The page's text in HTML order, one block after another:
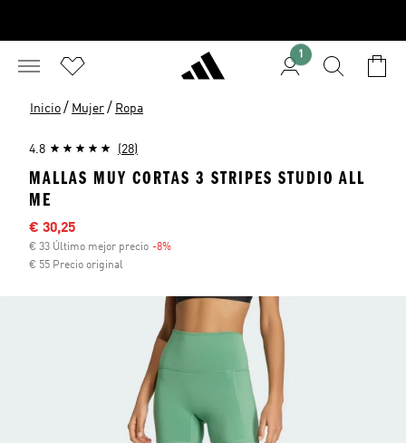
1
Inicio / Mujer / Ropa
4.8 (28)
MALLAS MUY CORTAS 3 STRIPES STUDIO ALL
ME
Precio rebajado
€ 30,25
€ 33 Último mejor precio -8%
€ 55 Precio original